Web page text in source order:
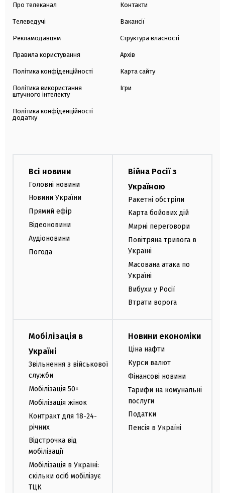
Про телеканал
Телеведучі
Рекламодавцям
Правила користування
Політика конфіденційності
Політика використання
штучного інтелекту
Політика конфіденційності
додатку
Контакти
Вакансії
Структура власності
Архів
Карта сайту
Ігри
Всі новини
Головні новини
Новини України
Прямий ефір
Відеоновини
Аудіоновини
Погода
Війна Росії з
Україною
Ракетні обстріли
Карта бойових дій
Мирні переговори
Повітряна тривога в
Україні
Масована атака по
Україні
Вибухи у Росії
Втрати ворога
Мобілізація в
Україні
Звільнення з військової
служби
Мобілізація 50+
Мобілізація жінок
Контракт для 18-24-
річних
Відстрочка від
мобілізації
Мобілізація в Україні:
скільки осіб мобілізує
ТЦК
Новини економіки
Ціна нафти
Курси валют
Фінансові новини
Тарифи на комунальні
послуги
Податки
Пенсія в Україні